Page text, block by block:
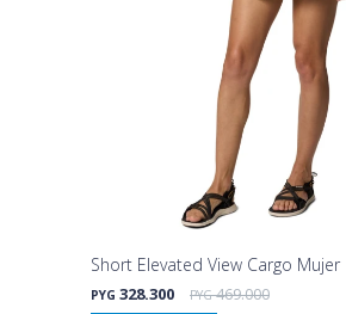
Short Elevated View Cargo Mujer
PYG 328.300 PYG 469.000